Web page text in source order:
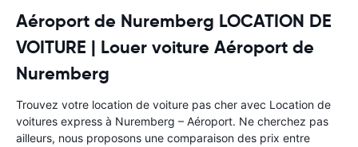
Aéroport de Nuremberg LOCATION DE
VOITURE | Louer voiture Aéroport de
Nuremberg
Trouvez votre location de voiture pas cher avec Location de
voitures express à Nuremberg – Aéroport. Ne cherchez pas
ailleurs, nous proposons une comparaison des prix entre